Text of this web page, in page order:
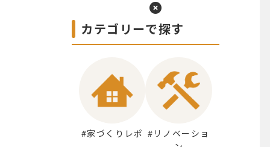
カテゴリーで探す
#家づくりレポ #リノベーショ